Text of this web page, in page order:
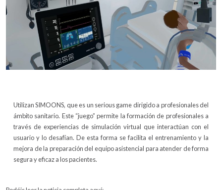
Utilizan SIMOONS, que es un serious game dirigido a profesionales del
ámbito sanitario. Este “juego” permite la formación de profesionales a
través de experiencias de simulación virtual que interactúan con el
usuario y lo desafían. De esta forma se facilita el entrenamiento y la
mejora de la preparación del equipo asistencial para atender de forma
segura y eficaz a los pacientes.